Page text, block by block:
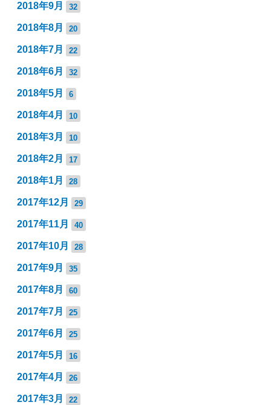
2018年9月 32
2018年8月 20
2018年7月 22
2018年6月 32
2018年5月 6
2018年4月 10
2018年3月 10
2018年2月 17
2018年1月 28
2017年12月 29
2017年11月 40
2017年10月 28
2017年9月 35
2017年8月 60
2017年7月 25
2017年6月 25
2017年5月 16
2017年4月 26
2017年3月 22